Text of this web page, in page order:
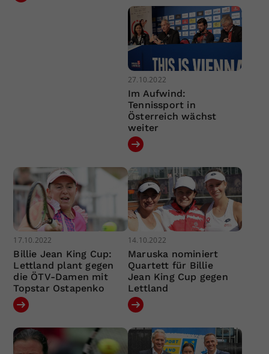
27.10.2022
Im Aufwind:
Tennissport in
Österreich wächst
weiter
17.10.2022
Billie Jean King Cup:
Lettland plant gegen
die ÖTV-Damen mit
Topstar Ostapenko
14.10.2022
Maruska nominiert
Quartett für Billie
Jean King Cup gegen
Lettland